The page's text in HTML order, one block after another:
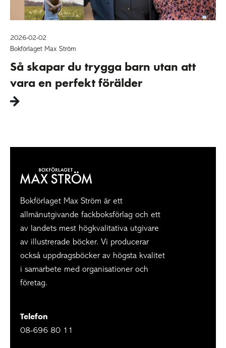
2026-02-02
Bokförlaget Max Ström
Så skapar du trygga barn utan att
vara en perfekt förälder
Bokförlaget Max Ström är ett
allmänutgivande fackboksförlag och ett
av landets mest högkvalitativa utgivare
av illustrerade böcker. Vi producerar
också uppdragsböcker av högsta kvalitet
i samarbete med organisationer och
företag.
Telefon
08-696 80 11